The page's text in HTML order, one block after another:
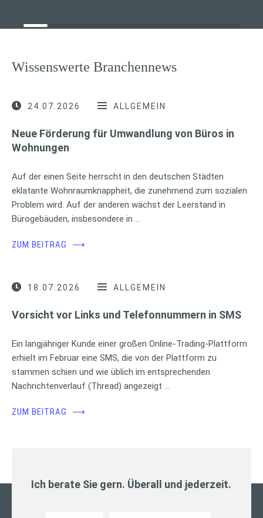
Wissenswerte Branchennews
24.07.2026 ALLGEMEIN
Neue Förderung für Umwandlung von Büros in
Wohnungen
Auf der einen Seite herrscht in den deutschen Städten
eklatante Wohnraumknappheit, die zunehmend zum sozialen
Problem wird. Auf der anderen wächst der Leerstand in
Bürogebäuden, insbesondere in …
ZUM BEITRAG ⟶
18.07.2026 ALLGEMEIN
Vorsicht vor Links und Telefonnummern in SMS
Ein langjähriger Kunde einer großen Online-Trading-Plattform
erhielt im Februar eine SMS, die von der Plattform zu
stammen schien und wie üblich im entsprechenden
Nachrichtenverlauf (Thread) angezeigt …
ZUM BEITRAG ⟶
Ich berate Sie gern. Überall und jederzeit.